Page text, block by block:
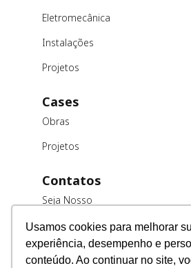
Usamos cookies para melhorar
experiência, desempenho e
conteúdo. Ao continuar no site,
Eletromecânica
Instalações
Projetos
Cases
Obras
Projetos
Contatos
Seja Nosso
Trabalhe
Conosco